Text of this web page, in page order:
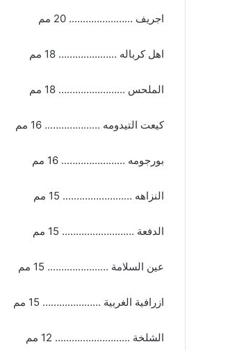
اجريف ………………….. 20 مم
اهل كرباله ………………… 18 مم
الملحس …………………… 18 مم
كيعت التيدومه ……………….. 16 مم
بورجومه ………………….. 16 مم
النزاهه ……………………. 15 مم
الدفعة …………………….. 15 مم
عين السلامة …………………. 15 مم
ازرافية الغربية ………………… 15 مم
الشلخة ……………………… 12 مم